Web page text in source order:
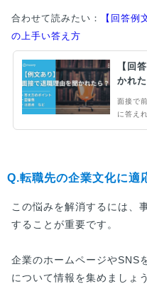
合わせて読みたい：
【回答
の上手い答え方
【回
かれ
面接で
に答え
Q.転職先の企業文化に適
この悩みを解消するには、
することが重要です。
企業のホームページやSNS
について情報を集めましょう